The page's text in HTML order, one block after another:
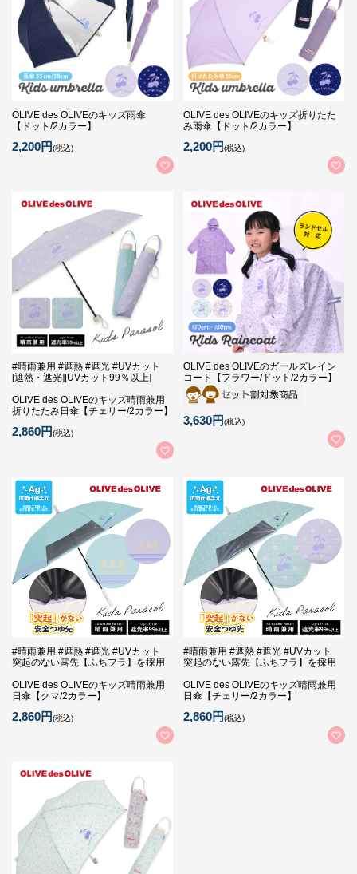
OLIVE des OLIVEのキッズ雨傘
【ドット/2カラー】
2,200円(税込)
OLIVE des OLIVEのキッズ折りたた
み雨傘【ドット/2カラー】
2,200円(税込)
#晴雨兼用 #遮熱 #遮光 #UVカット
[遮熱・遮光][UVカット99％以上]
OLIVE des OLIVEのキッズ晴雨兼用
折りたたみ日傘【チェリー/2カラー】
2,860円(税込)
OLIVE des OLIVEのガールズレイン
コート【フラワー/ドット/2カラー】
3,630円(税込)
#晴雨兼用 #遮熱 #遮光 #UVカット
突起のない露先【ふちフラ】を採用
OLIVE des OLIVEのキッズ晴雨兼用
日傘【クマ/2カラー】
2,860円(税込)
#晴雨兼用 #遮熱 #遮光 #UVカット
突起のない露先【ふちフラ】を採用
OLIVE des OLIVEのキッズ晴雨兼用
日傘【チェリー/2カラー】
2,860円(税込)